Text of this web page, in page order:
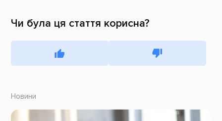
Чи була ця стаття корисна?
Новини